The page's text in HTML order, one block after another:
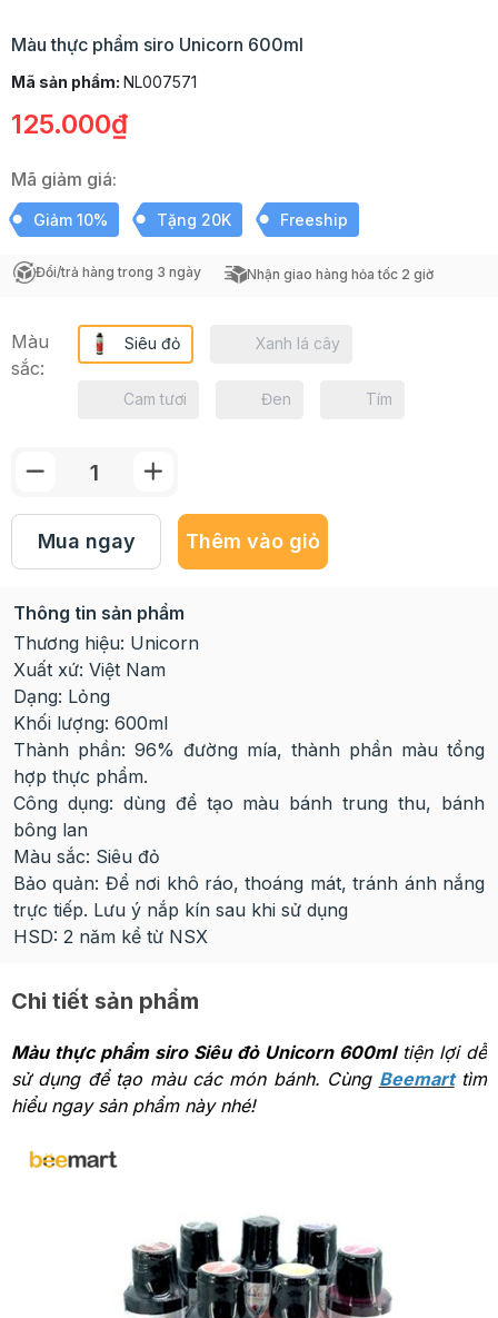
Màu thực phẩm siro Unicorn 600ml
Mã sản phẩm: NL007571
125.000₫
Mã giảm giá:
Giảm 10% Tặng 20K Freeship
Đổi/trả hàng trong 3 ngày Nhận giao hàng hỏa tốc 2 giờ
Màu
sắc:
Siêu đỏ Xanh lá cây
Cam tươi Đen Tím
Mua ngay Thêm vào giỏ
Thông tin sản phẩm
Thương hiệu: Unicorn
Xuất xứ: Việt Nam
Dạng: Lỏng
Khối lượng: 600ml
Thành phần: 96% đường mía, thành phần màu tổng
hợp thực phẩm.
Công dụng: dùng để tạo màu bánh trung thu, bánh
bông lan
Màu sắc: Siêu đỏ
Bảo quản: Để nơi khô ráo, thoáng mát, tránh ánh nắng
trực tiếp. Lưu ý nắp kín sau khi sử dụng
HSD: 2 năm kể từ NSX
Chi tiết sản phẩm
Màu thực phẩm siro Siêu đỏ Unicorn 600mltiện lợi dễ
sử dụng để tạo màu các món bánh. Cùng Beemarttìm
hiểu ngay sản phẩm này nhé!